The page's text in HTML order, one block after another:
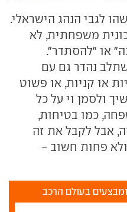
7 הבין משהו לגבי הנהג הישראלי.
משפחתית, לא
או "להסתדר".
נהדר גם עם
או קניות, או פשוט
ולסמן וי על כל
כמו בטיחות,
אבל לקבל את זה
פחות חשוב -
בעולם הרכב